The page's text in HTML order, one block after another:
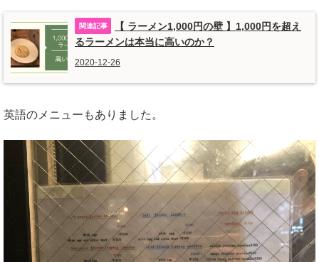
【 ラーメン1,000円の壁 】1,000円を超え
るラーメンは本当に高いのか？
2020-12-26
英語のメニューもありました。